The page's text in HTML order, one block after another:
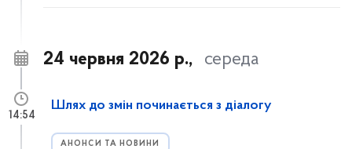
24 червня 2026 р., середа
Шлях до змін починається з діалогу
АНОНСИ ТА НОВИНИ
14:54